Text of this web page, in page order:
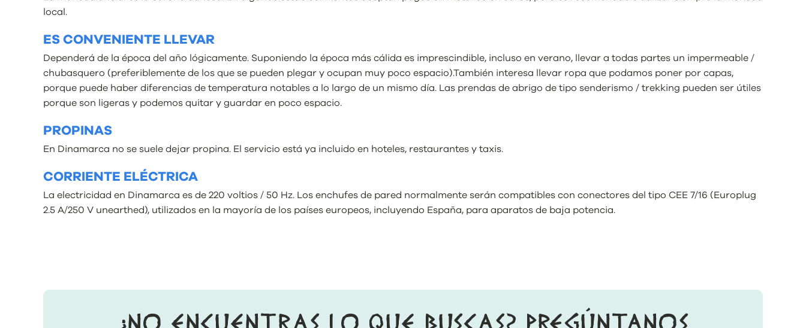
local.
ES CONVENIENTE LLEVAR
Dependerá de la época del año lógicamente. Suponiendo la época más cálida es imprescindible, incluso en verano, llevar a todas partes un impermeable /
chubasquero (preferiblemente de los que se pueden plegar y ocupan muy poco espacio).También interesa llevar ropa que podamos poner por capas,
porque puede haber diferencias de temperatura notables a lo largo de un mismo día. Las prendas de abrigo de tipo senderismo / trekking pueden ser útiles
porque son ligeras y podemos quitar y guardar en poco espacio.
PROPINAS
En Dinamarca no se suele dejar propina. El servicio está ya incluido en hoteles, restaurantes y taxis.
CORRIENTE ELÉCTRICA
La electricidad en Dinamarca es de 220 voltios / 50 Hz. Los enchufes de pared normalmente serán compatibles con conectores del tipo CEE 7/16 (Europlug
2.5 A/250 V unearthed), utilizados en la mayoría de los países europeos, incluyendo España, para aparatos de baja potencia.